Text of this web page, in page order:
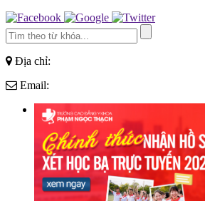
Địa chỉ:
Email: